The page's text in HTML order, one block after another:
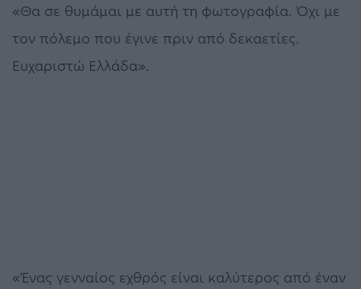
«Θα σε θυμάμαι με αυτή τη φωτογραφία. Όχι με
τον πόλεμο που έγινε πριν από δεκαετίες.
Ευχαριστώ Ελλάδα».
«Ένας γενναίος εχθρός είναι καλύτερος από έναν